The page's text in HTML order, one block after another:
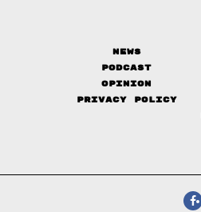
News
Podcast
Opinion
Privacy Policy